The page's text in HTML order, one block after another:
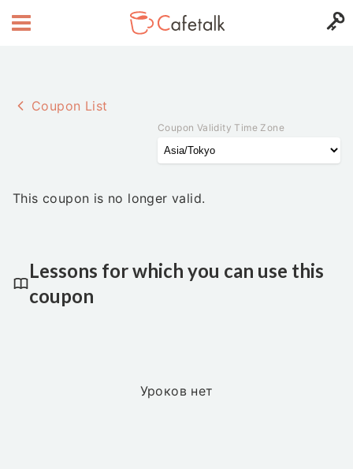
Coupon List
Coupon Validity Time Zone
This coupon is no longer valid.
Lessons for which you can use this
coupon
Уроков нет